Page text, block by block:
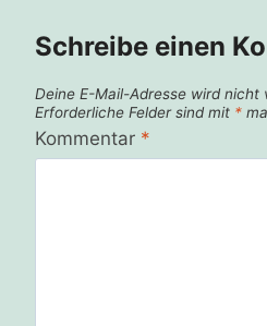
Schreibe einen
Deine E-Mail-Adresse wird nicht
Erforderliche Felder sind mit *
Kommentar *